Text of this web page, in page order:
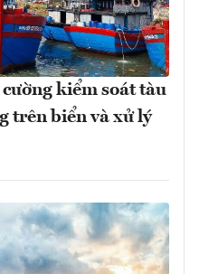
kiểm soát tàu
trên biển và xử lý